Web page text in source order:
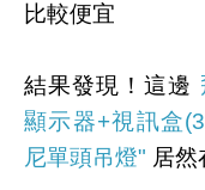
比較便宜
結果發現！這邊
顯示器+視訊盒
尼單頭吊燈" 居